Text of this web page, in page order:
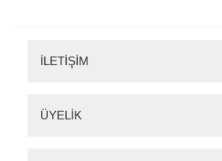
İLETİŞİM
ÜYELİK